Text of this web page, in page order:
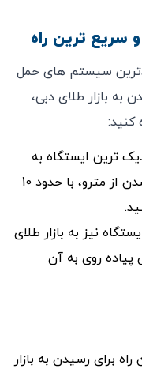
سیستم‌ های حمل
بازار طلای دبی،
کنید:
‌ترین ایستگاه به
بازار طلای دبی است. پس از پیاده شدن از مترو، با حدود 10
نیز به بازار طلای
پیاده ‌روی به آن
برای رسیدن به بازار